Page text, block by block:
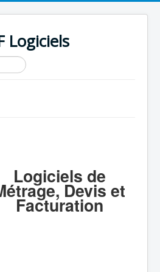
Logiciels
Logiciels de
Devis et
Facturation